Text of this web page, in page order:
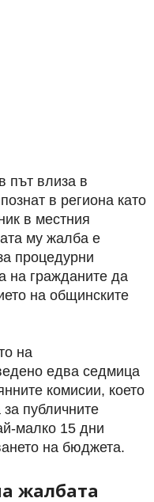
път влиза в
в региона като
в местния
му жалба е
процедурни
на гражданите да
на общинските
на
едва седмица
комисии, което
публичните
малко 15 дни
на бюджета.
жалбата